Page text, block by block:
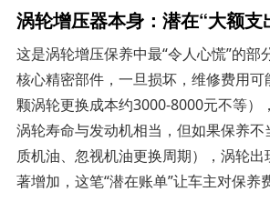
涡轮增压器本身：潜在“大额支
这是涡轮增压保养中最“令人心慌”的部
核心精密部件，一旦损坏，维修费用
颗涡轮更换成本约3000-8000元不等）
涡轮寿命与发动机相当，但如果保养
质机油、忽视机油更换周期），涡轮出
著增加，这笔“潜在账单”让车主对保养